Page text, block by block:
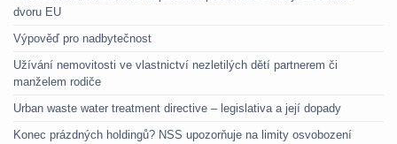
dvoru EU
Výpověď pro nadbytečnost
Užívání nemovitosti ve vlastnictví nezletilých dětí partnerem či
manželem rodiče
Urban waste water treatment directive – legislativa a její dopady
Konec prázdných holdingů? NSS upozorňuje na limity osvobození